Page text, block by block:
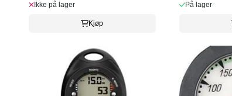
Ikke på lager
Kjøp
På lager